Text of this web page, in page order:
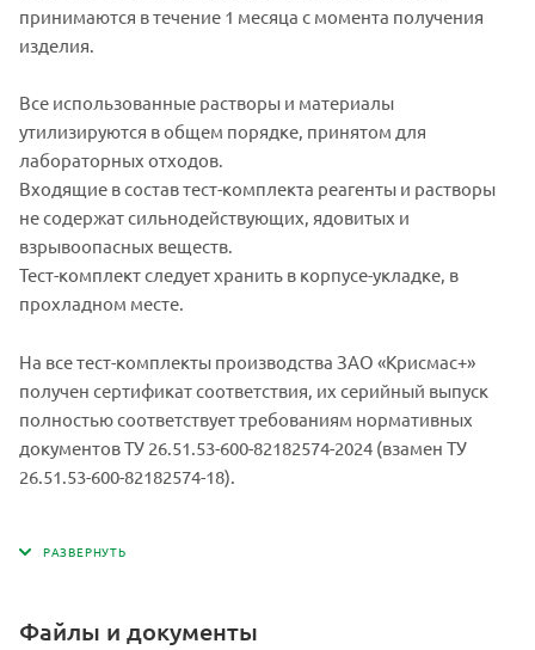
принимаются в течение 1 месяца с момента получения
изделия.
Все использованные растворы и материалы
утилизируются в общем порядке, принятом для
лабораторных отходов.
Входящие в состав тест-комплекта реагенты и растворы
не содержат сильнодействующих, ядовитых и
взрывоопасных веществ.
Тест-комплект следует хранить в корпусе-укладке, в
прохладном месте.
На все тест-комплекты производства ЗАО «Крисмас+»
получен сертификат соответствия, их серийный выпуск
полностью соответствует требованиям нормативных
документов ТУ 26.51.53-600-82182574-2024 (взамен ТУ
26.51.53-600-82182574-18).
Файлы и документы